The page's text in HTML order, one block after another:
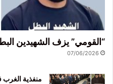
“القومي” يزف الشهيدين
07/06/2026
منفذية الغرب